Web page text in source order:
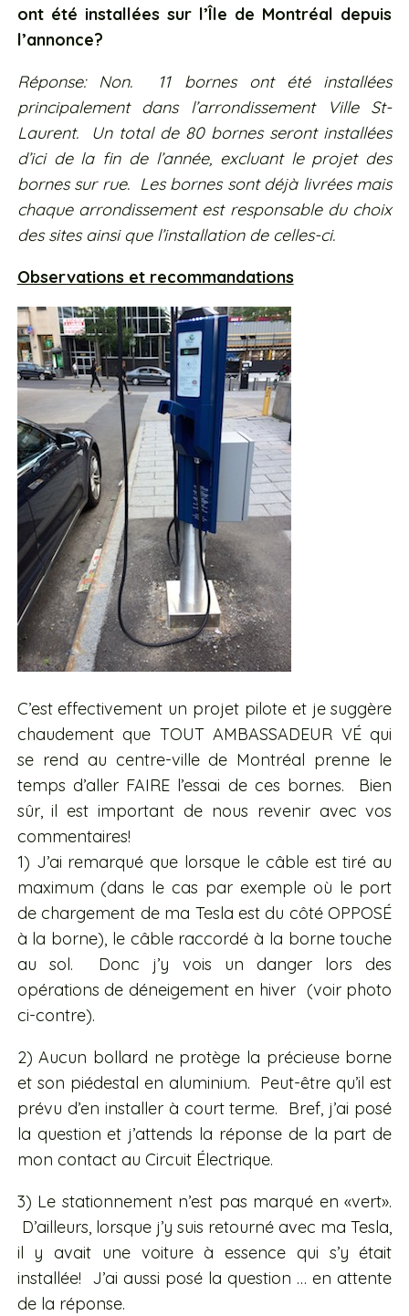
ont été installées sur l’Île de Montréal depuis
l’annonce?
Réponse: Non. 11 bornes ont été installées
principalement dans l’arrondissement Ville St-
Laurent. Un total de 80 bornes seront installées
d’ici de la fin de l’année, excluant le projet des
bornes sur rue. Les bornes sont déjà livrées mais
chaque arrondissement est responsable du choix
des sites ainsi que l’installation de celles-ci.
Observations et recommandations
C’est effectivement un projet pilote et je suggère
chaudement que TOUT AMBASSADEUR VÉ qui
se rend au centre-ville de Montréal prenne le
temps d’aller FAIRE l’essai de ces bornes. Bien
sûr, il est important de nous revenir avec vos
commentaires!
1) J’ai remarqué que lorsque le câble est tiré au
maximum (dans le cas par exemple où le port
de chargement de ma Tesla est du côté OPPOSÉ
à la borne), le câble raccordé à la borne touche
au sol. Donc j’y vois un danger lors des
opérations de déneigement en hiver (voir photo
ci-contre).
2) Aucun bollard ne protège la précieuse borne
et son piédestal en aluminium. Peut-être qu’il est
prévu d’en installer à court terme. Bref, j’ai posé
la question et j’attends la réponse de la part de
mon contact au Circuit Électrique.
3) Le stationnement n’est pas marqué en «vert».
D’ailleurs, lorsque j’y suis retourné avec ma Tesla,
il y avait une voiture à essence qui s’y était
installée! J’ai aussi posé la question … en attente
de la réponse.